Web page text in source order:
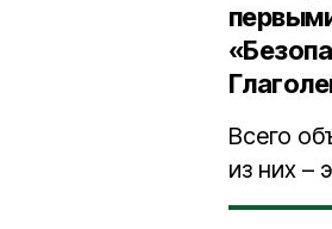
Всего
из них –